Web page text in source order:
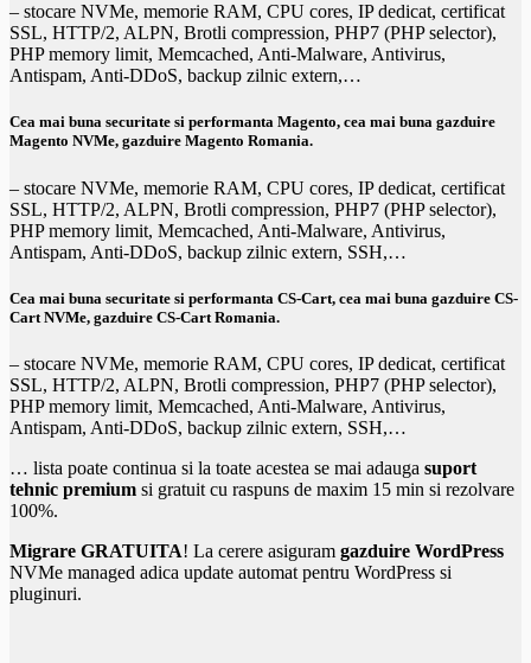
– stocare NVMe, memorie RAM, CPU cores, IP dedicat, certificat
SSL, HTTP/2, ALPN, Brotli compression, PHP7 (PHP selector),
PHP memory limit, Memcached, Anti-Malware, Antivirus,
Antispam, Anti-DDoS, backup zilnic extern,…
Cea mai buna securitate si performanta Magento, cea mai buna gazduire
Magento NVMe, gazduire Magento Romania.
– stocare NVMe, memorie RAM, CPU cores, IP dedicat, certificat
SSL, HTTP/2, ALPN, Brotli compression, PHP7 (PHP selector),
PHP memory limit, Memcached, Anti-Malware, Antivirus,
Antispam, Anti-DDoS, backup zilnic extern, SSH,…
Cea mai buna securitate si performanta CS-Cart, cea mai buna gazduire CS-
Cart NVMe, gazduire CS-Cart Romania.
– stocare NVMe, memorie RAM, CPU cores, IP dedicat, certificat
SSL, HTTP/2, ALPN, Brotli compression, PHP7 (PHP selector),
PHP memory limit, Memcached, Anti-Malware, Antivirus,
Antispam, Anti-DDoS, backup zilnic extern, SSH,…
… lista poate continua si la toate acestea se mai adauga suport
tehnic premium si gratuit cu raspuns de maxim 15 min si rezolvare
100%.
Migrare GRATUITA! La cerere asiguram gazduire WordPress
NVMe managed adica update automat pentru WordPress si
pluginuri.